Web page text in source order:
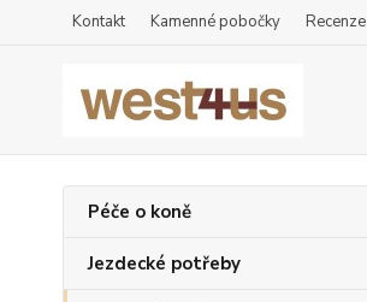
Kontakt Kamenné pobočky Recenze
Péče o koně
Jezdecké potřeby